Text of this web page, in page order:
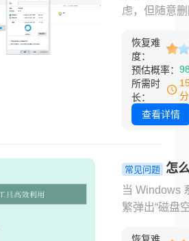
删文件？几
南！
虑，但随意
崩溃或数据
那么c盘怎么
圾而不误删
呢？别担心
是一套安全
单，新手也
掌握。
恢复难
度：
预估概率：
所需时
长：
查看详情
常见问题 怎
c盘空间？
高效方法详
当 Windows
繁弹出“磁盘